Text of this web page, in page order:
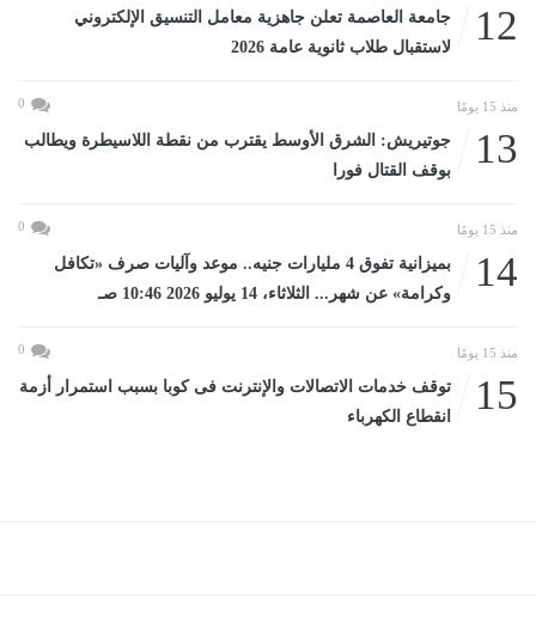
12
جامعة العاصمة تعلن جاهزية معامل التنسيق الإلكتروني
لاستقبال طلاب ثانوية عامة 2026
منذ 15 يومًا 0
13
جوتيريش: الشرق الأوسط يقترب من نقطة اللاسيطرة ويطالب
بوقف القتال فورا
منذ 15 يومًا 0
14
بميزانية تفوق 4 مليارات جنيه.. موعد وآليات صرف «تكافل
وكرامة» عن شهر... الثلاثاء، 14 يوليو 2026 10:46 صـ
منذ 15 يومًا 0
15
توقف خدمات الاتصالات والإنترنت فى كوبا بسبب استمرار أزمة
انقطاع الكهرباء